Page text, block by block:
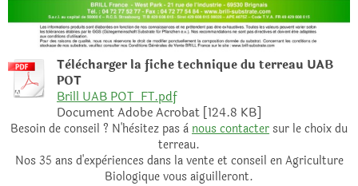
Tèlècharger la fiche technique du terreau UAB
POT
Brill UAB POT_FT.pdf
Document Adobe Acrobat [124.8 KB]
Besoin de conseil ? N'hèsitez pas à nous contactersur le choix du
terreau.
Nos 35 ans d'expèriences dans la vente et conseil en Agriculture
Biologique vous aiguilleront.